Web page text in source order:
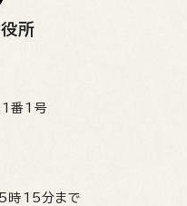
所
1番1号
時15分まで